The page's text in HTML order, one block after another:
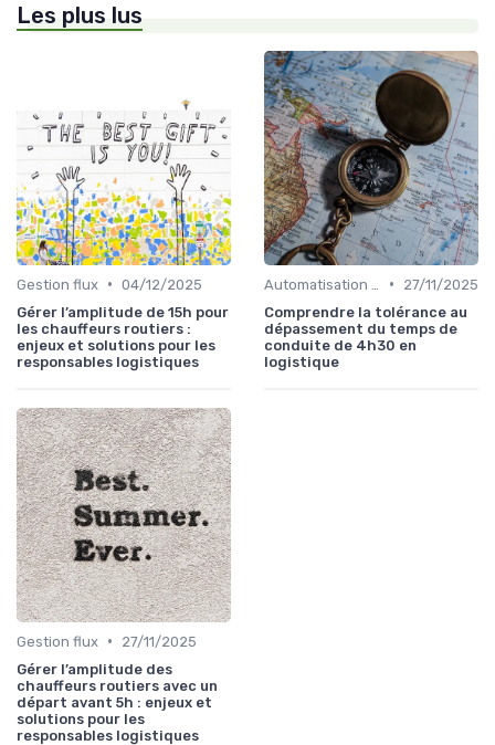
Les plus lus
Gestion flux • 04/12/2025
Gérer l’amplitude de 15h pour
les chauffeurs routiers :
enjeux et solutions pour les
responsables logistiques
•
27/11/2025
Comprendre la tolérance au
dépassement du temps de
conduite de 4h30 en
logistique
Gestion flux •
27/11/2025
Gérer l’amplitude des
chauffeurs routiers avec un
départ avant 5h : enjeux et
solutions pour les
responsables logistiques